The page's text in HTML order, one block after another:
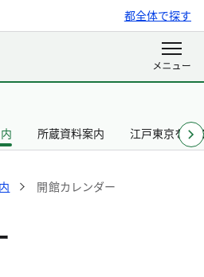
都全体で探す
所蔵資料案内 江戸東京を知
開館カレンダー